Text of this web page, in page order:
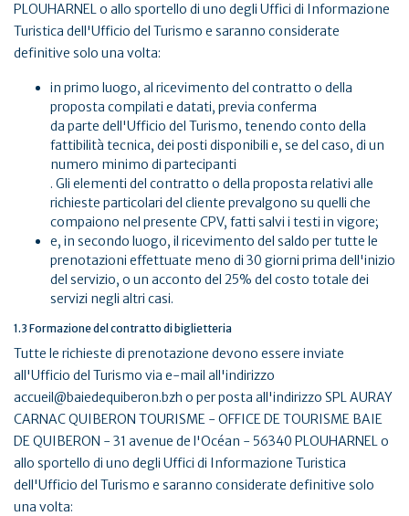
PLOUHARNEL o allo sportello di uno degli Uffici di Informazione
Turistica dell'Ufficio del Turismo e saranno considerate
definitive solo una volta:
in primo luogo, al ricevimento del contratto o della
proposta compilati e datati, previa conferma
da parte dell'Ufficio del Turismo, tenendo conto della
fattibilità tecnica, dei posti disponibili e, se del caso, di un
numero minimo di partecipanti
. Gli elementi del contratto o della proposta relativi alle
richieste particolari del cliente prevalgono su quelli che
compaiono nel presente CPV, fatti salvi i testi in vigore;
e, in secondo luogo, il ricevimento del saldo per tutte le
prenotazioni effettuate meno di 30 giorni prima dell'inizio
del servizio, o un acconto del 25% del costo totale dei
servizi negli altri casi.
1.3 Formazione del contratto di biglietteria
Tutte le richieste di prenotazione devono essere inviate
all'Ufficio del Turismo via e-mail all'indirizzo
accueil@baiedequiberon.bzh o per posta all'indirizzo SPL AURAY
CARNAC QUIBERON TOURISME - OFFICE DE TOURISME BAIE
DE QUIBERON - 31 avenue de l'Océan - 56340 PLOUHARNEL o
allo sportello di uno degli Uffici di Informazione Turistica
dell'Ufficio del Turismo e saranno considerate definitive solo
una volta: